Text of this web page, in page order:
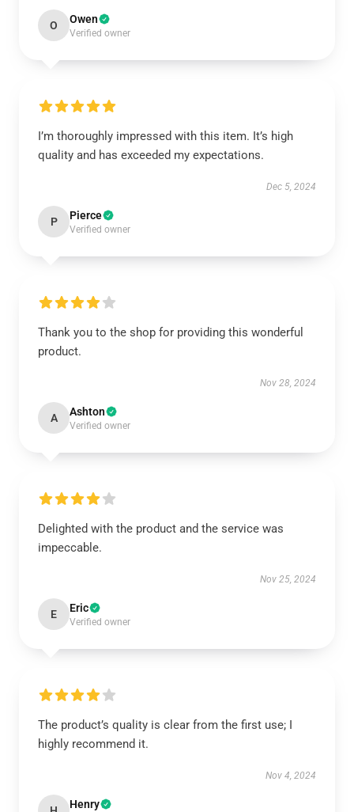
O Owen
Verified owner
I’m thoroughly impressed with this item. It’s high
quality and has exceeded my expectations.
Dec 5, 2024
P Pierce
Verified owner
Thank you to the shop for providing this wonderful
product.
Nov 28, 2024
A Ashton
Verified owner
Delighted with the product and the service was
impeccable.
Nov 25, 2024
E Eric
Verified owner
The product’s quality is clear from the first use; I
highly recommend it.
Nov 4, 2024
Henry